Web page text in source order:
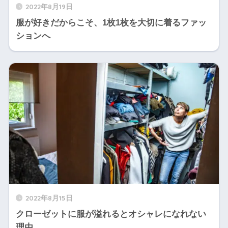
2022年8月19日
服が好きだからこそ、1枚1枚を大切に着るファッ
ションへ
2022年8月15日
クローゼットに服が溢れるとオシャレになれない